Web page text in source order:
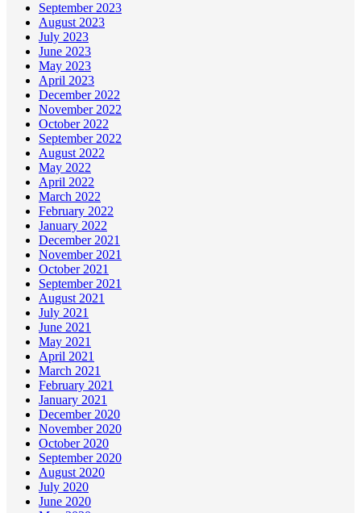
September 2023
August 2023
July 2023
June 2023
May 2023
April 2023
December 2022
November 2022
October 2022
September 2022
August 2022
May 2022
April 2022
March 2022
February 2022
January 2022
December 2021
November 2021
October 2021
September 2021
August 2021
July 2021
June 2021
May 2021
April 2021
March 2021
February 2021
January 2021
December 2020
November 2020
October 2020
September 2020
August 2020
July 2020
June 2020